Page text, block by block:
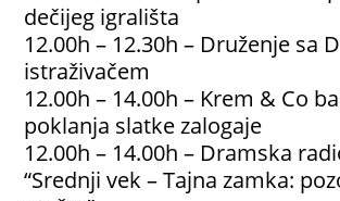
dečijeg igrališta
12.00h – 12.30h – Druženje sa
istraživačem
12.00h – 14.00h – Krem & Co
poklanja slatke zalogaje
12.00h – 14.00h – Dramska
“Srednji vek – Tajna zamka: